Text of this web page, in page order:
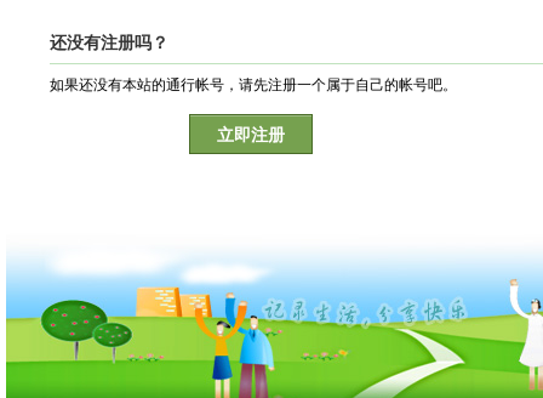
还没有注册吗？
如果还没有本站的通行帐号，请先注册一个属于自己的帐号吧。
立即注册